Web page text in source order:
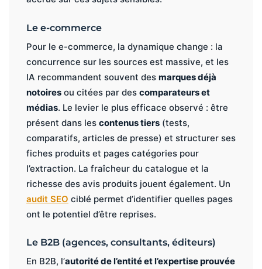
Le e-commerce
Pour le e-commerce, la dynamique change : la
concurrence sur les sources est massive, et les
IA recommandent souvent des marques déjà
notoires ou citées par des comparateurs et
médias. Le levier le plus efficace observé : être
présent dans les contenus tiers (tests,
comparatifs, articles de presse) et structurer ses
fiches produits et pages catégories pour
l’extraction. La fraîcheur du catalogue et la
richesse des avis produits jouent également. Un
audit SEO ciblé permet d’identifier quelles pages
ont le potentiel d’être reprises.
Le B2B (agences, consultants, éditeurs)
En B2B, l’autorité de l’entité et l’expertise prouvée